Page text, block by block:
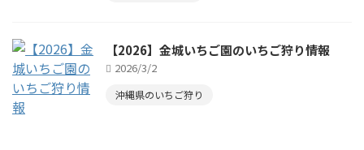
【2026】金城いちご園のいちご狩り情報
2026/3/2
沖縄県のいちご狩り